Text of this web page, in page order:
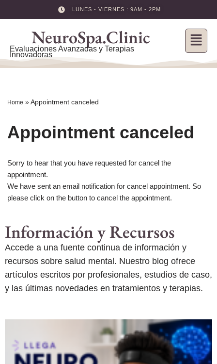
LUNES - VIERNES : 9AM - 2PM
NeuroSpa.Clinic
Evaluaciones Avanzadas y Terapias
Innovadoras
Home »Appointment canceled
Appointment canceled
Sorry to hear that you have requested for cancel the
appointment.
We have sent an email notification for cancel appointment. So
please click on the button to cancel the appointment.
Información y Recursos
Accede a una fuente continua de información y
recursos sobre salud mental. Nuestro blog ofrece
artículos escritos por profesionales, estudios de caso,
y las últimas novedades en tratamientos y terapias.